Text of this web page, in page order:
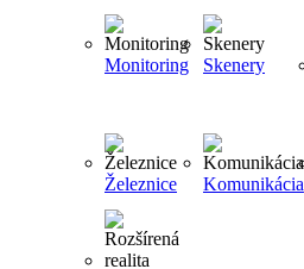
Monitoring
Skenery
Železnice Komunikácia